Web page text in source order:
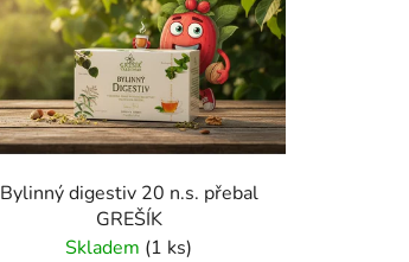
Bylinný digestiv 20 n.s. přebal
GREŠÍK
Skladem (1 ks)